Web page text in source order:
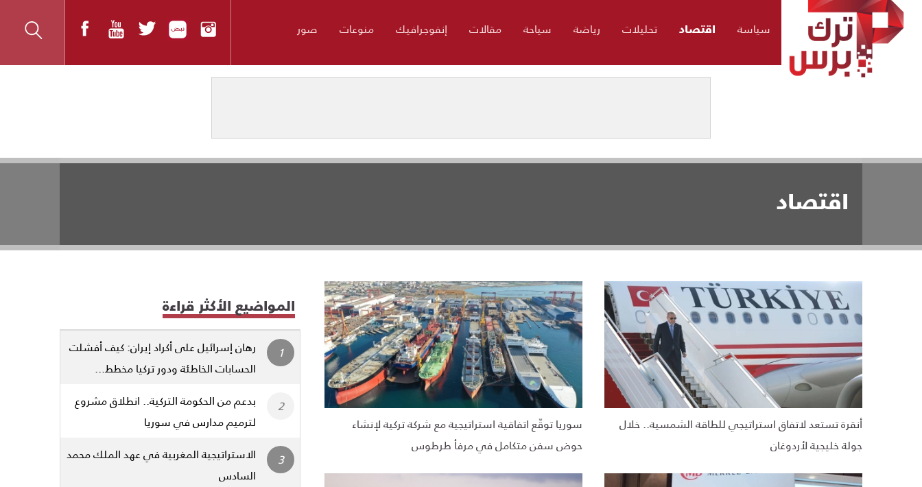
سياسة اقتصاد تحليلات رياضة سياحة مقالات إنفوجرافيك منوعات صور
اقتصاد
أنقرة تستعد لاتفاق استراتيجي للطاقة الشمسية.. خلال
جولة خليجية لأردوغان
سوريا توقّع اتفاقية استراتيجية مع شركة تركية لإنشاء
حوض سفن متكامل في مرفأ طرطوس
المواضيع الأكثر قراءة
رهان إسرائيل على أكراد إيران: كيف أفشلت
الحسابات الخاطئة ودور تركيا مخطط...
بدعم من الحكومة التركية.. انطلاق مشروع
لترميم مدارس في سوريا
الاستراتيجية المغربية في عهد الملك محمد
السادس